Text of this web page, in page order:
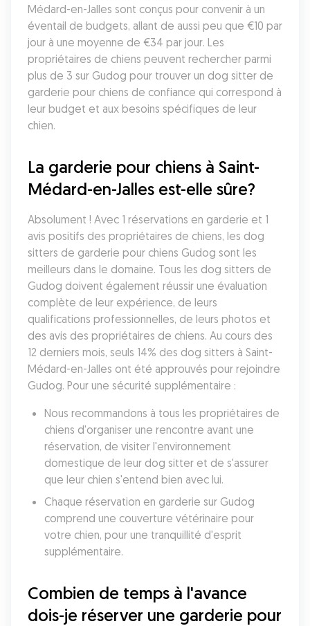
Médard-en-Jalles sont conçus pour convenir à un
éventail de budgets, allant de aussi peu que €10 par
jour à une moyenne de €34 par jour. Les
propriétaires de chiens peuvent rechercher parmi
plus de 3 sur Gudog pour trouver un dog sitter de
garderie pour chiens de confiance qui correspond à
leur budget et aux besoins spécifiques de leur
chien.
La garderie pour chiens à Saint-
Médard-en-Jalles est-elle sûre?
Absolument ! Avec 1 réservations en garderie et 1
avis positifs des propriétaires de chiens, les dog
sitters de garderie pour chiens Gudog sont les
meilleurs dans le domaine. Tous les dog sitters de
Gudog doivent également réussir une évaluation
complète de leur expérience, de leurs
qualifications professionnelles, de leurs photos et
des avis des propriétaires de chiens. Au cours des
12 derniers mois, seuls 14% des dog sitters à Saint-
Médard-en-Jalles ont été approuvés pour rejoindre
Gudog. Pour une sécurité supplémentaire :
Nous recommandons à tous les propriétaires de
chiens d'organiser une rencontre avant une
réservation, de visiter l'environnement
domestique de leur dog sitter et de s'assurer
que leur chien s'entend bien avec lui.
Chaque réservation en garderie sur Gudog
comprend une couverture vétérinaire pour
votre chien, pour une tranquillité d'esprit
supplémentaire.
Combien de temps à l'avance
dois-je réserver une garderie pour